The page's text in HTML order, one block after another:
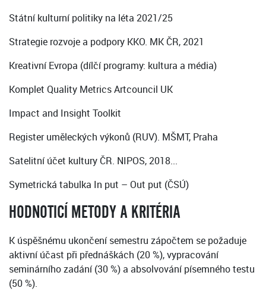
Státní kulturní politiky na léta 2021/25
Strategie rozvoje a podpory KKO. MK ČR, 2021
Kreativní Evropa (dílčí programy: kultura a média)
Komplet Quality Metrics Artcouncil UK
Impact and Insight Toolkit
Register uměleckých výkonů (RUV). MŠMT, Praha
Satelitní účet kultury ČR. NIPOS, 2018...
Symetrická tabulka In put – Out put (ČSÚ)
HODNOTICÍ METODY A KRITÉRIA
K úspěšnému ukončení semestru zápočtem se požaduje
aktivní účast při přednáškách (20 %), vypracování
seminárního zadání (30 %) a absolvování písemného testu
(50 %).